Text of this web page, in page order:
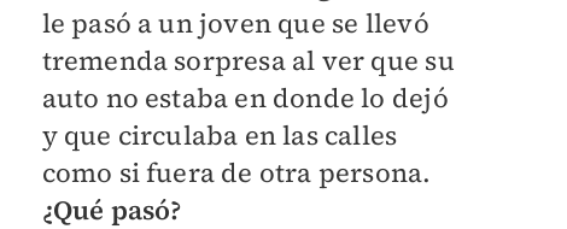
le pasó a un joven que se llevó
tremenda sorpresa al ver que su
auto no estaba en donde lo dejó
y que circulaba en las calles
como si fuera de otra persona.
¿Qué pasó?